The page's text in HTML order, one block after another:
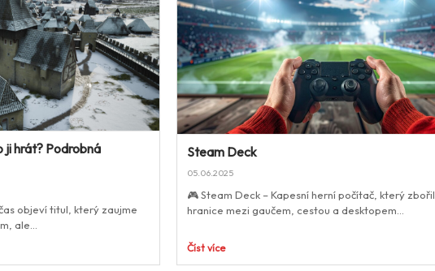
ji hrát? Podrobná
objeví titul, který zaujme
ale…
Steam Deck
05.06.2025
🎮 Steam Deck – Kapesní herní počítač, který zbořil
hranice mezi gaučem, cestou a deskto­pem…
Číst více